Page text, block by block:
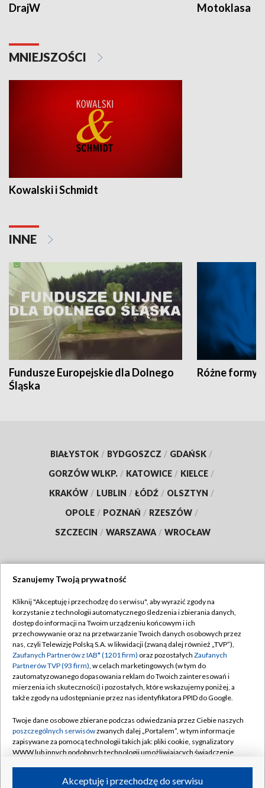
DrajW Motoklasa
MNIEJSZOŚCI
Kowalski i Schmidt
INNE
Fundusze Europejskie dla Dolnego
Śląska
Różne formy
BIAŁYSTOK / BYDGOSZCZ / GDAŃSK /
GORZÓW WLKP. / KATOWICE / KIELCE /
KRAKÓW / LUBLIN / ŁÓDŹ / OLSZTYN /
OPOLE / POZNAŃ / RZESZÓW /
SZCZECIN / WARSZAWA / WROCŁAW
TVP
Abonament TVP
Emisja w TVP
Centrum informacji TVP
Naziemna Telewizja Cyfrowa
Rada Programowa
System NOS
Informacje o nadawcy
Regulamin TVP
Polityka prywatności
Moje zgody
Pomoc
Kontakt
Kanały
Szanujemy Twoją prywatność
Kliknij "Akceptuję i przechodzę do serwisu", aby wyrazić zgody na
korzystanie z technologii automatycznego śledzenia i zbierania danych,
dostęp do informacji na Twoim urządzeniu końcowym i ich
przechowywanie oraz na przetwarzanie Twoich danych osobowych przez
nas, czyli Telewizję Polską S.A. w likwidacji (zwaną dalej również „TVP”),
Zaufanych Partnerów z IAB* (1201 firm) oraz pozostałych Zaufanych
Partnerów TVP (93 firm), w celach marketingowych (w tym do
zautomatyzowanego dopasowania reklam do Twoich zainteresowań i
mierzenia ich skuteczności) i pozostałych, które wskazujemy poniżej, a
także zgody na udostępnianie przez nas identyfikatora PPID do Google.
Twoje dane osobowe zbierane podczas odwiedzania przez Ciebie naszych
poszczególnych serwisówzwanych dalej „Portalem”, w tym informacje
zapisywane za pomocą technologii takich jak: pliki cookie, sygnalizatory
WWW lub innych podobnych technologii umożliwiających świadczenie
ruchu w Internecie.Akceptuję i przechodzę do serwisu